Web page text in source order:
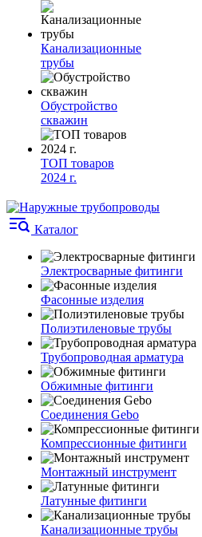
Канализационные
трубы
Обустройство
скважин
ТОП товаров
2024 г.
Каталог
Электросварные фитинги
Фасонные изделия
Полиэтиленовые трубы
Трубопроводная арматура
Обжимные фитинги
Соединения Gebo
Компрессионные фитинги
Монтажный инструмент
Латунные фитинги
Канализационные трубы